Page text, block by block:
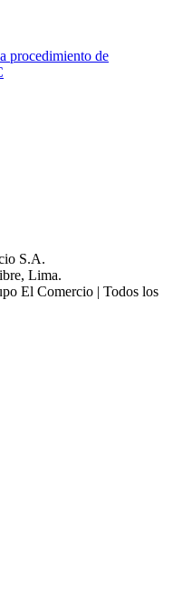
S.A.
Lima.
El Comercio | Todos los